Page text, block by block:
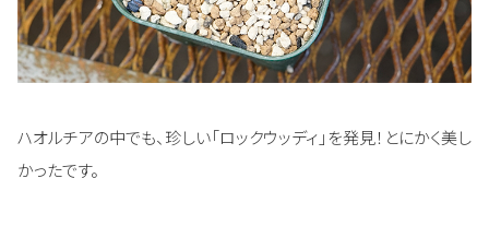
ハオルチアの中でも、珍しい「ロックウッディ」を発見！とにかく美し
かったです。